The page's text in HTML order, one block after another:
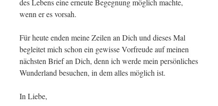
des Lebens eine erneute Begegnung möglich machte,
wenn er es vorsah.
Für heute enden meine Zeilen an Dich und dieses Mal
begleitet mich schon ein gewisse Vorfreude auf meinen
nächsten Brief an Dich, denn ich werde mein persönliches
Wunderland besuchen, in dem alles möglich ist.
In Liebe,